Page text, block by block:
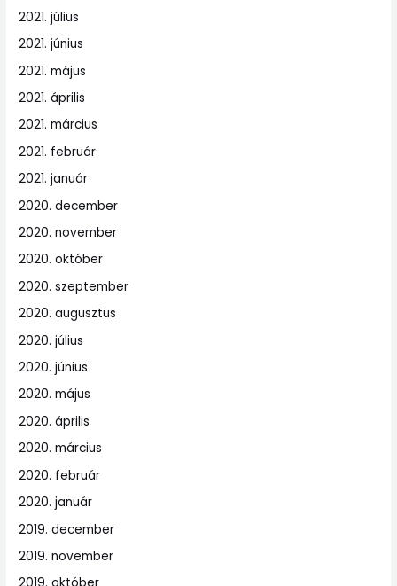
2021. július
2021. június
2021. május
2021. április
2021. március
2021. február
2021. január
2020. december
2020. november
2020. október
2020. szeptember
2020. augusztus
2020. július
2020. június
2020. május
2020. április
2020. március
2020. február
2020. január
2019. december
2019. november